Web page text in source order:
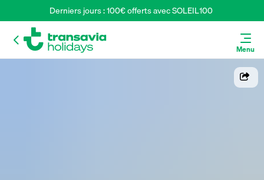
Derniers jours : 100€ offerts avec SOLEIL100
Menu